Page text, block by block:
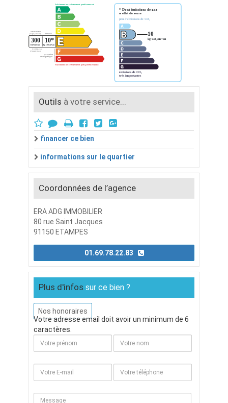
Outils à votre service...
financer ce bien
informations sur le quartier
Coordonnées de l’agence
ERA ADG IMMOBILIER
80 rue Saint Jacques
91150 ETAMPES
Plus d'infos sur ce bien ?
Nos honoraires
Votre adresse email doit avoir un minimum de 6
caractères.